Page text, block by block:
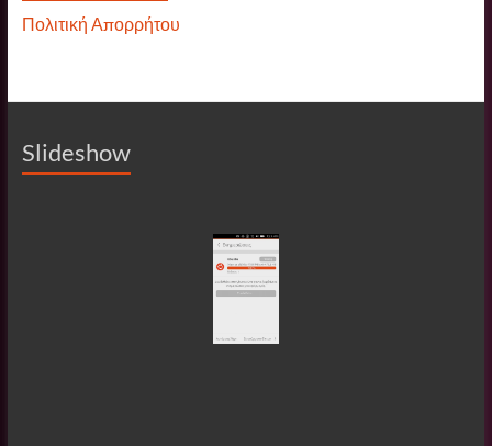
Πολιτική Απορρήτου
Slideshow